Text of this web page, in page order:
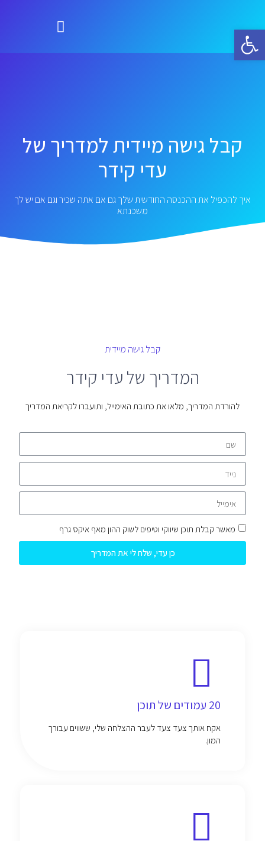
קבל גישה מיידית למדריך של
עדי קידר
איך להכפיל את ההכנסה החודשית שלך גם אם אתה שכיר וגם אם יש לך
משכנתא
קבל גישה מיידית
המדריך של עדי קידר
להורדת המדריך, מלאו את כתובת האימייל, ותועברו לקריאת המדריך
מאשר קבלת תוכן שיווקי וטיפים לשוק ההון מאף איקס גרף
כן עדי, שלח לי את המדריך
20 עמודים של תוכן
אקח אותך צעד צעד לעבר ההצלחה שלי, ששווים עבורך
המון.
פתח סרגל נגישות